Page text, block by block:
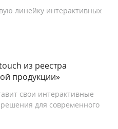
линейку интерактивных
из реестра
продукции»
свои интерактивные
для современного